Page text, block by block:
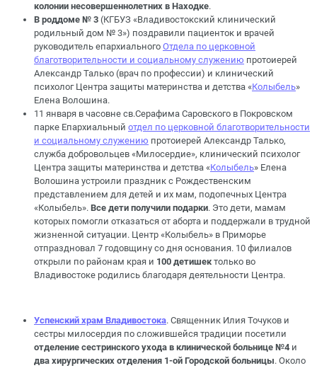
колонии несовершеннолетних в Находке.
В роддоме № 3 (КГБУЗ «Владивостокский клинический
родильный дом № 3») поздравили пациенток и врачей
руководитель епархиального Отдела по церковной
благотворительности и социальному служению протоиерей
Александр Талько (врач по профессии) и клинический
психолог Центра защиты материнства и детства «Колыбель»
Елена Волошина.
11 января в часовне св.Серафима Саровского в Покровском
парке Епархиальный отдел по церковной благотворительности
и социальному служению протоиерей Александр Талько,
служба добровольцев «Милосердие», клинический психолог
Центра защиты материнства и детства «Колыбель» Елена
Волошина устроили праздник с Рождественским
представлением для детей и их мам, подопечных Центра
«Колыбель». Все дети получили подарки. Это дети, мамам
которых помогли отказаться от аборта и поддержали в трудной
жизненной ситуации. Центр «Колыбель» в Приморье
отпраздновал 7 годовщину со дня основания. 10 филиалов
открыли по районам края и 100 детишек только во
Владивостоке родились благодаря деятельности Центра.
Успенский храм Владивостока. Священник Илия Точуков и
сестры милосердия по сложившейся традиции посетили
отделение сестринского ухода в клинической больнице №4 и
два хирургических отделения 1-ой Городской больницы. Около